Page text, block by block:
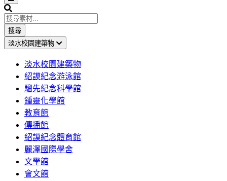
sidebar
Search
搜尋
淡水校園建築物
淡水校園建築物
紹謨紀念游泳館
騮先紀念科學館
鍾靈化學館
教育館
傳播館
紹謨紀念體育館
麗澤國際學舍
文學館
會文館